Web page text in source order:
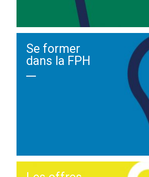
Se former
dans la FPH